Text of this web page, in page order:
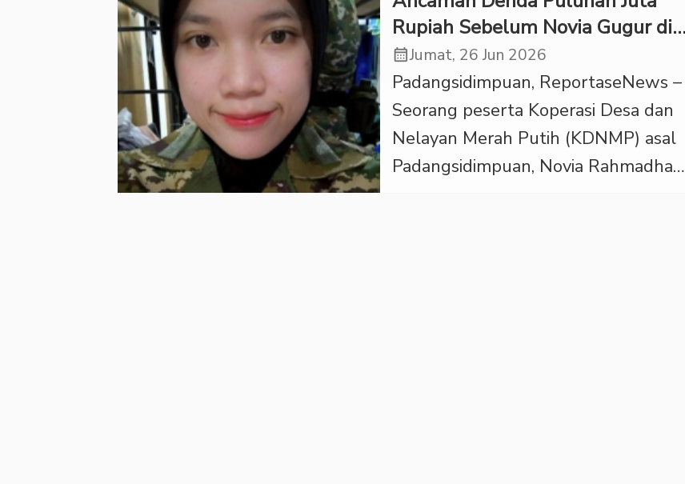
Rupiah Sebelum Novia Gugur di
Latsarmil
calendar_monthJumat, 26 Jun 2026
Padangsidimpuan, ReportaseNews –
Seorang peserta Koperasi Desa dan
Nelayan Merah Putih (KDNMP) asal
Padangsidimpuan, Novia Rahmadhani